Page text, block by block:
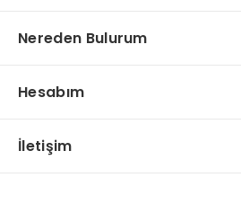
Nereden Bulurum
Hesabım
İletişim